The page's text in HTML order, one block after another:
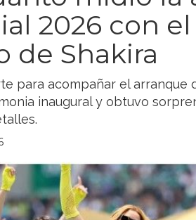
2026 con
de Shakira
para acompañar el arranque
inaugural y obtuvo